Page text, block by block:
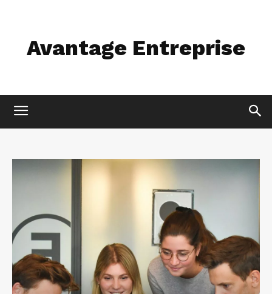
Avantage Entreprise